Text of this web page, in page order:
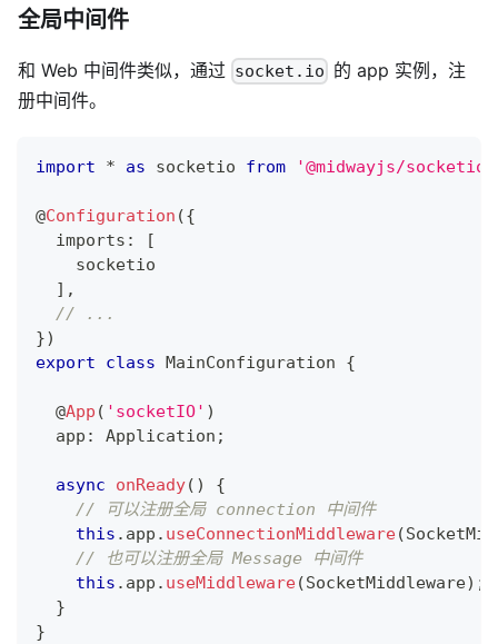
全局中间件
和 Web 中间件类似，通过 socket.io 的 app 实例，注
册中间件。
import * as socketio from '@midwayjs/socketio'
@Configuration ({
  imports
:
[
    socketio
] ,
// ...
})
export
class MainConfiguration {
@App ( 'socketIO' )
  app
: Application ;
async onReady( )
{
// 可以注册全局 connection 中间件
this . app . useConnectionMiddleware(
// 也可以注册全局 Message 中间件
this . app . useMiddleware(SocketMiddleware) ;
}
}